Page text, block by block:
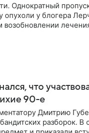
Однократный
опухоли у блогера
возобновлении
что
90-е
Дмитрию
разборок. В